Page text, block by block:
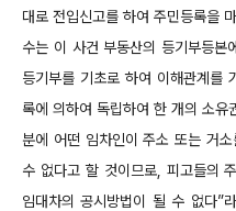
대로 전입신고를 하여 주민등록을
수는 이 사건 부동산의 등기부등본
등기부를 기초로 하여 이해관계를
록에 의하여 독립하여 한 개의 소
분에 어떤 임차인이 주소 또는 거
수 없다고 할 것이므로, 피고들의
임대차의 공시방법이 될 수 없다